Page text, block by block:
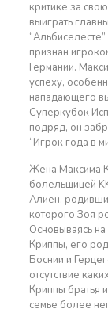
критике за
выиграть
признан
Германии.
успеху,
нападающего
Суперкубок
подряд, он
“Игрок года в
Жена Максима
болельщицей
Алиен,
которого Зоя
Основываясь
Криппы, его
Боснии и
отсутствие
Криппы братья
семье более